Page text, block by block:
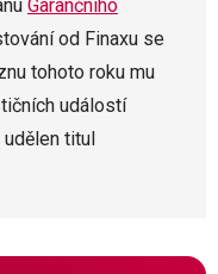
Garančního
od Finaxu se
tohoto roku mu
událostí
titul